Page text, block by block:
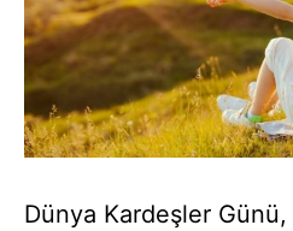
Dünya Kardeşler